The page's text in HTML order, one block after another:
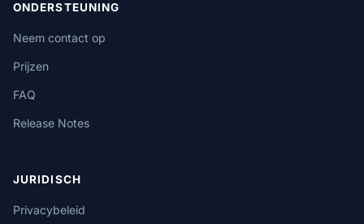
ONDERSTEUNING
Neem contact op
Prijzen
FAQ
Release Notes
JURIDISCH
Privacybeleid